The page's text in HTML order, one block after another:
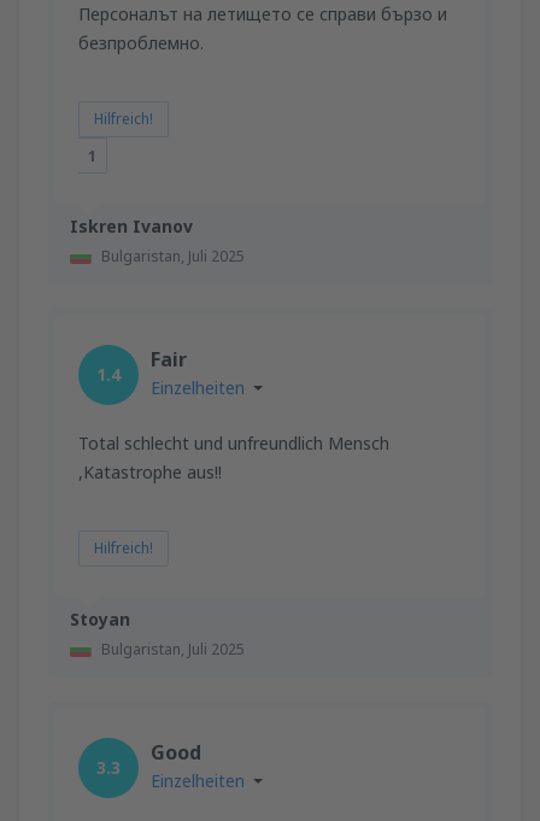
Iskren Ivanov
Bulgaristan, Juli 2025
Персоналът на летището се справи бързо и
безпроблемно.
Hilfreich!
1
Stoyan
Bulgaristan, Juli 2025
1.4
Fair
Einzelheiten
Total schlecht und unfreundlich Mensch
,Katastrophe aus!!
Hilfreich!
3.3
Good
Einzelheiten